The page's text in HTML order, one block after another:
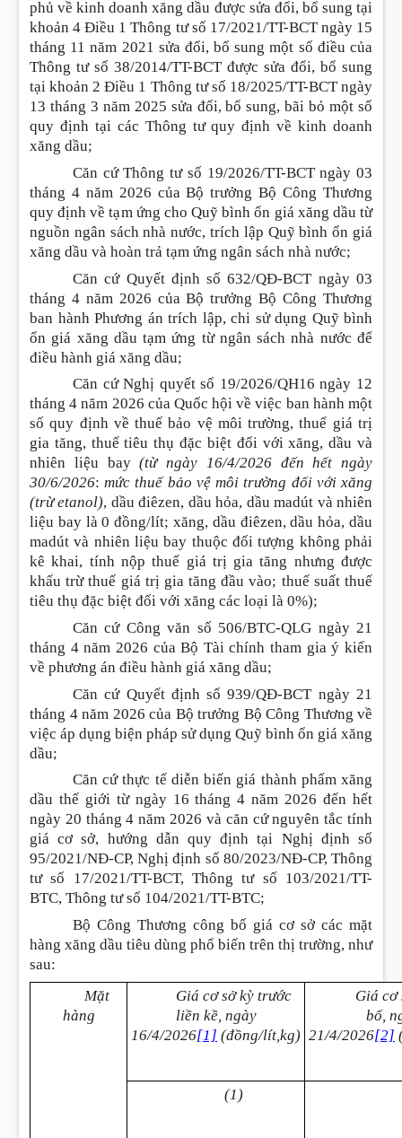
phủ về kinh doanh xăng dầu được sửa đổi, bổ sung tại
khoản 4 Điều 1 Thông tư số 17/2021/TT-BCT ngày 15
tháng 11 năm 2021 sửa đổi, bổ sung một số điều của
Thông tư số 38/2014/TT-BCT được sửa đổi, bổ sung
tại khoản 2 Điều 1 Thông tư số 18/2025/TT-BCT ngày
13 tháng 3 năm 2025 sửa đổi, bổ sung, bãi bỏ một số
quy định tại các Thông tư quy định về kinh doanh
xăng dầu;
Căn cứ Thông tư số 19/2026/TT-BCT ngày 03
tháng 4 năm 2026 của Bộ trưởng Bộ Công Thương
quy định về tạm ứng cho Quỹ bình ổn giá xăng dầu từ
nguồn ngân sách nhà nước, trích lập Quỹ bình ổn giá
xăng dầu và hoàn trả tạm ứng ngân sách nhà nước;
Căn cứ Quyết định số 632/QĐ-BCT ngày 03
tháng 4 năm 2026 của Bộ trưởng Bộ Công Thương
ban hành Phương án trích lập, chi sử dụng Quỹ bình
ổn giá xăng dầu tạm ứng từ ngân sách nhà nước để
điều hành giá xăng dầu;
Căn cứ Nghị quyết số 19/2026/QH16 ngày 12
tháng 4 năm 2026 của Quốc hội về việc ban hành một
số quy định về thuế bảo vệ môi trường, thuế giá trị
gia tăng, thuế tiêu thụ đặc biệt đối với xăng, dầu và
nhiên liệu bay(từ ngày 16/4/2026 đến hết ngày
30/6/2026: mức thuế bảo vệ môi trường đối với xăng
(trừ etanol), dầu điêzen, dầu hỏa, dầu madút và nhiên
liệu bay là 0 đồng/lít; xăng, dầu điêzen, dầu hỏa, dầu
madút và nhiên liệu bay thuộc đối tượng không phải
kê khai, tính nộp thuế giá trị gia tăng nhưng được
khấu trừ thuế giá trị gia tăng đầu vào; thuế suất thuế
tiêu thụ đặc biệt đối với xăng các loại là 0%);
Căn cứ Công văn số 506/BTC-QLG ngày 21
tháng 4 năm 2026 của Bộ Tài chính tham gia ý kiến
về phương án điều hành giá xăng dầu;
Căn cứ Quyết định số 939/QĐ-BCT ngày 21
tháng 4 năm 2026 của Bộ trưởng Bộ Công Thương về
việc áp dụng biện pháp sử dụng Quỹ bình ổn giá xăng
dầu;
Căn cứ thực tế diễn biến giá thành phẩm xăng
dầu thế giới từ ngày 16 tháng 4 năm 2026 đến hết
ngày 20 tháng 4 năm 2026 và căn cứ nguyên tắc tính
giá cơ sở, hướng dẫn quy định tại Nghị định số
95/2021/NĐ-CP, Nghị định số 80/2023/NĐ-CP, Thông
tư số 17/2021/TT-BCT, Thông tư số 103/2021/TT-
BTC, Thông tư số 104/2021/TT-BTC;
Bộ Công Thương công bố giá cơ sở các mặt
hàng xăng dầu tiêu dùng phổ biến trên thị trường, như
sau:
Mặt
hàng
Giá cơ sở kỳ trước
liền kề, ngày
16/4/2026[1] (đồng/lít,kg)
Giá cơ
bố,
21/4/2026[2]
(1)